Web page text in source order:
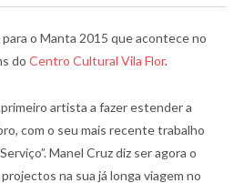
o Manta 2015 que acontece no
do Centro Cultural Vila Flor.
artista a fazer estender a
com o seu mais recente trabalho
Manel Cruz diz ser agora o
na sua já longa viagem no